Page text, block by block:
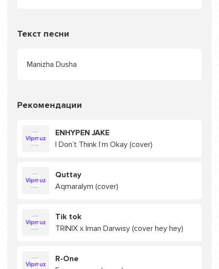
Текст песни
Manizha Dusha
Рекомендации
ENHYPEN JAKE
I Don’t Think I’m Okay (cover)
Quttay
Aqmaralym (cover)
Tik tok
TRINIX x Iman Darwisy (cover hey hey)
R-One